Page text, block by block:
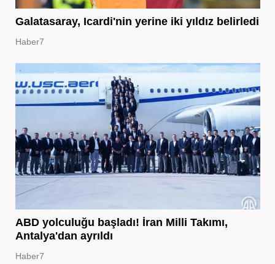
Galatasaray, Icardi'nin yerine iki yıldız belirledi
Haber7
ABD yolculuğu başladı! İran Milli Takımı,
Antalya'dan ayrıldı
Haber7